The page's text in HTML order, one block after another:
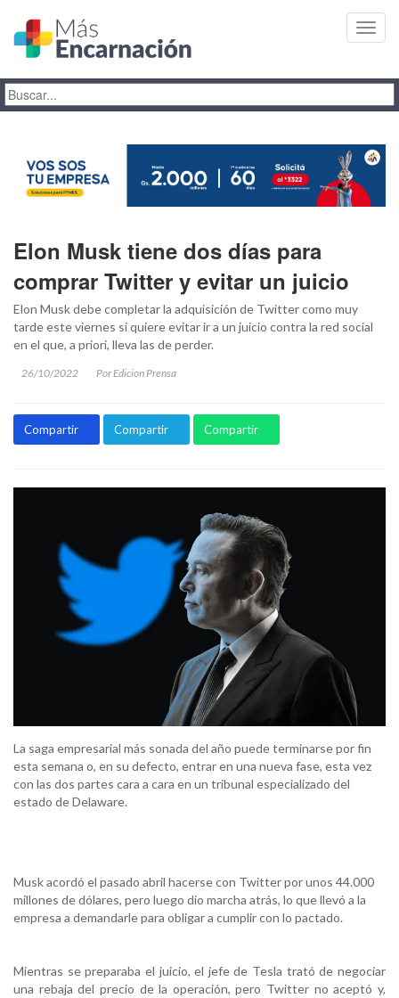
Elon Musk tiene dos días para
comprar Twitter y evitar un juicio
Elon Musk debe completar la adquisición de Twitter como muy
tarde este viernes si quiere evitar ir a un juicio contra la red social
en el que, a priori, lleva las de perder.
26/10/2022 Por Edicion Prensa
Compartir Compartir Compartir
La saga empresarial más sonada del año puede terminarse por fin
esta semana o, en su defecto, entrar en una nueva fase, esta vez
con las dos partes cara a cara en un tribunal especializado del
estado de Delaware.
Musk acordó el pasado abril hacerse con Twitter por unos 44.000
millones de dólares, pero luego dio marcha atrás, lo que llevó a la
empresa a demandarle para obligar a cumplir con lo pactado.
Mientras se preparaba el juicio, el jefe de Tesla trató de negociar
una rebaja del precio de la operación, pero Twitter no aceptó y,